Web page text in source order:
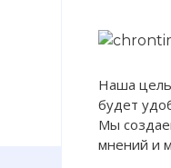
Наша
будет
Мы
мнений и